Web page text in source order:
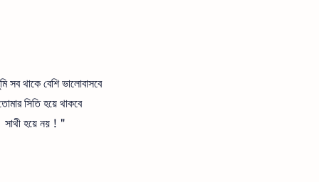
সব থাকে বেশি ভালোবাসবে
সিতি হয়ে থাকবে
সাথী হয়ে নয় ! "